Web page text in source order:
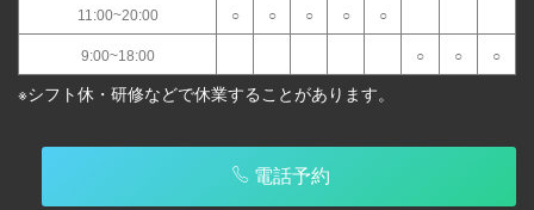
11:00~20:00 ○ ○ ○ ○ ○
9:00~18:00 ○ ○ ○
※シフト休・研修などで休業することがあります。
電話予約